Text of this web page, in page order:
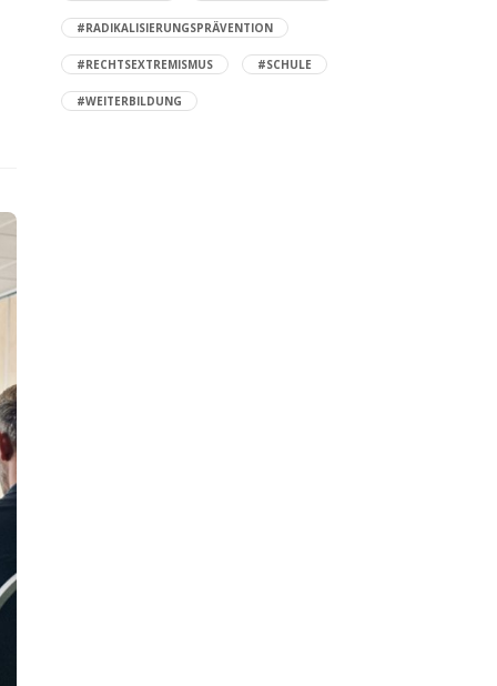
#RADIKALISIERUNGSPRÄVENTION
#RECHTSEXTREMISMUS #SCHULE
#WEITERBILDUNG